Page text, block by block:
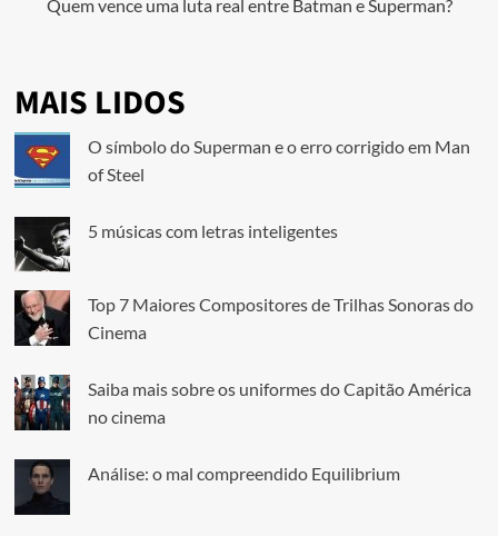
Quem vence uma luta real entre Batman e Superman?
MAIS LIDOS
O símbolo do Superman e o erro corrigido em Man
of Steel
5 músicas com letras inteligentes
Top 7 Maiores Compositores de Trilhas Sonoras do
Cinema
Saiba mais sobre os uniformes do Capitão América
no cinema
Análise: o mal compreendido Equilibrium